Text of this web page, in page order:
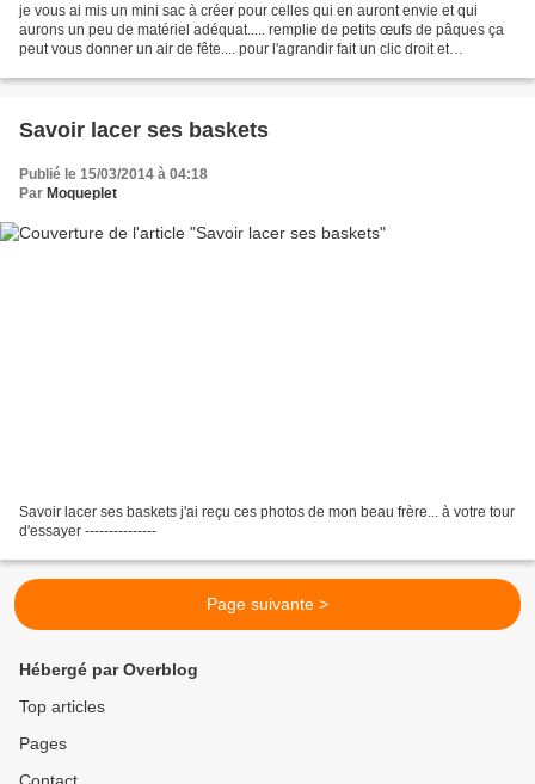
je vous ai mis un mini sac à créer pour celles qui en auront envie et qui
aurons un peu de matériel adéquat..... remplie de petits œufs de pâques ça
peut vous donner un air de fête.... pour l'agrandir fait un clic droit et
Savoir lacer ses baskets
Publié le 15/03/2014 à 04:18
Par Moqueplet
Savoir lacer ses baskets j'ai reçu ces photos de mon beau frère... à votre tour
d'essayer ---------------
Page suivante >
Hébergé par Overblog
Top articles
Pages